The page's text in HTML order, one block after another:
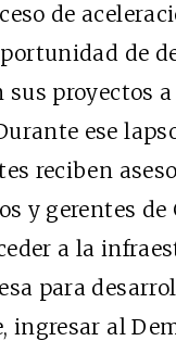
de
de
proyectos a
ese
reciben
y gerentes de
a la
para
ingresar al